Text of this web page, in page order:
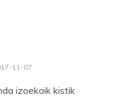
11-07
izoekoik kistik